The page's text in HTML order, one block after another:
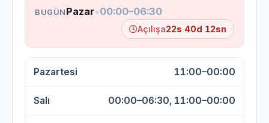
BUGÜN Pazar•00:00–06:30
Açılışa22s 40d 11sn
Pazartesi 11:00–00:00
Salı 00:00–06:30, 11:00–00:00